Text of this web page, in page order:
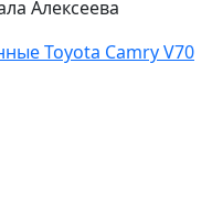
Алексеева
Toyota Camry V70